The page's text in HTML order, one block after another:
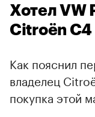
Хотел VW
Citroёn C4
Как пояснил
владелец
покупка этой